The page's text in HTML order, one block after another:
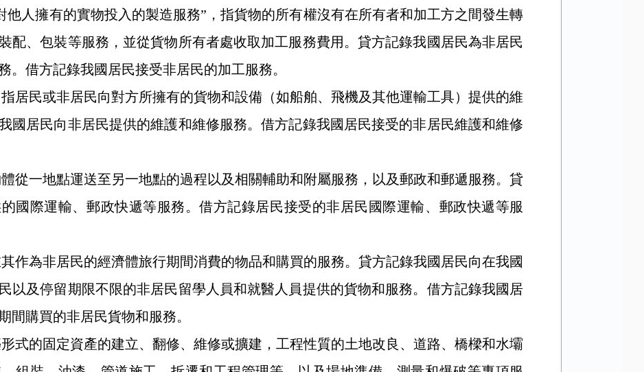
他人擁有的實物投入的製造服務”，指貨物的所有權沒有在所有者和加工方之間發生轉
配、包裝等服務，並從貨物所有者處收取加工服務費用。貸方記錄我國居民為非居民
。借方記錄我國居民接受非居民的加工服務。
指居民或非居民向對方所擁有的貨物和設備（如船舶、飛機及其他運輸工具）提供的維
國居民向非居民提供的維護和維修服務。借方記錄我國居民接受的非居民維護和維修
從一地點運送至另一地點的過程以及相關輔助和附屬服務，以及郵政和郵遞服務。貸
國際運輸、郵政快遞等服務。借方記錄居民接受的非居民國際運輸、郵政快遞等服
作為非居民的經濟體旅行期間消費的物品和購買的服務。貸方記錄我國居民向在我國
以及停留期限不限的非居民留學人員和就醫人員提供的貨物和服務。借方記錄我國居
間購買的非居民貨物和服務。
式的固定資產的建立、翻修、維修或擴建，工程性質的土地改良、道路、橋樑和水壩